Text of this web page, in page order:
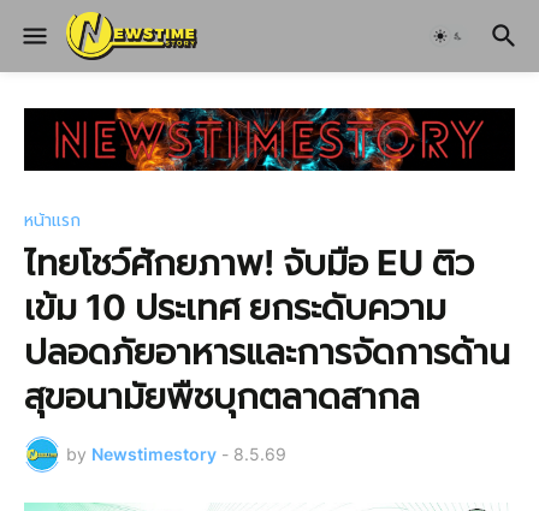
หน้าแรก
ไทยโชว์ศักยภาพ! จับมือ EU ติว
เข้ม 10 ประเทศ ยกระดับความ
ปลอดภัยอาหารและการจัดการด้าน
สุขอนามัยพืชบุกตลาดสากล
by Newstimestory - 8.5.69